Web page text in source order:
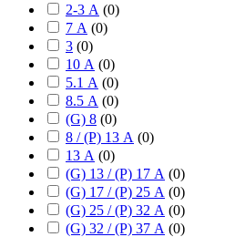
2-3 А (0)
7 А (0)
3 (0)
10 А (0)
5.1 А (0)
8.5 А (0)
(G) 8 (0)
8 / (P) 13 А (0)
13 А (0)
(G) 13 / (P) 17 А (0)
(G) 17 / (P) 25 А (0)
(G) 25 / (P) 32 А (0)
(G) 32 / (P) 37 А (0)